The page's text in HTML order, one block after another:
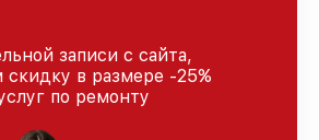
записи с сайта,
скидку в размере -25%
по ремонту